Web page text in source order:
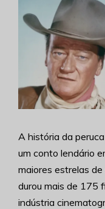
A história da
um conto lendário
maiores estrelas
durou mais de 175
indústria